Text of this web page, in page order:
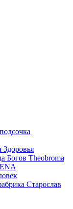
Богов Theobroma
Старослав